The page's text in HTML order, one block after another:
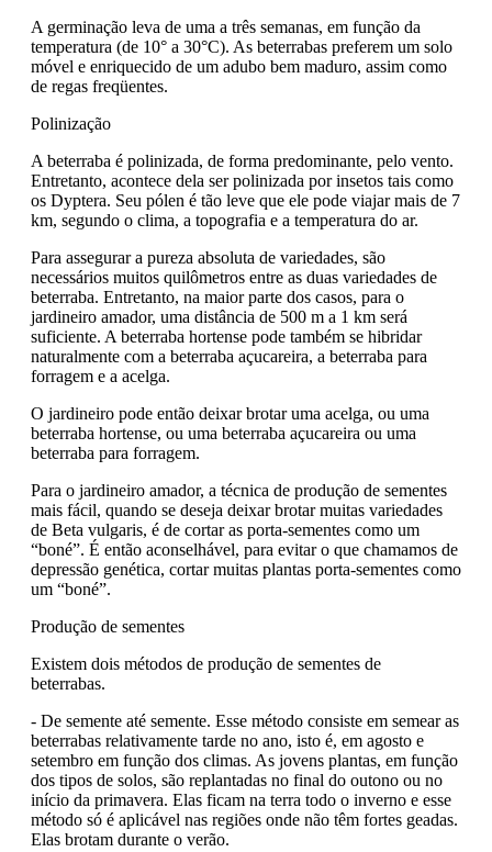
A germinação leva de uma a três semanas, em função da
temperatura (de 10° a 30°C). As beterrabas preferem um solo
móvel e enriquecido de um adubo bem maduro, assim como
de regas freqüentes.
Polinização
A beterraba é polinizada, de forma predominante, pelo vento.
Entretanto, acontece dela ser polinizada por insetos tais como
os Dyptera. Seu pólen é tão leve que ele pode viajar mais de 7
km, segundo o clima, a topografia e a temperatura do ar.
Para assegurar a pureza absoluta de variedades, são
necessários muitos quilômetros entre as duas variedades de
beterraba. Entretanto, na maior parte dos casos, para o
jardineiro amador, uma distância de 500 m a 1 km será
suficiente. A beterraba hortense pode também se hibridar
naturalmente com a beterraba açucareira, a beterraba para
forragem e a acelga.
O jardineiro pode então deixar brotar uma acelga, ou uma
beterraba hortense, ou uma beterraba açucareira ou uma
beterraba para forragem.
Para o jardineiro amador, a técnica de produção de sementes
mais fácil, quando se deseja deixar brotar muitas variedades
de Beta vulgaris, é de cortar as porta-sementes como um
“boné”. É então aconselhável, para evitar o que chamamos de
depressão genética, cortar muitas plantas porta-sementes como
um “boné”.
Produção de sementes
Existem dois métodos de produção de sementes de
beterrabas.
- De semente até semente. Esse método consiste em semear as
beterrabas relativamente tarde no ano, isto é, em agosto e
setembro em função dos climas. As jovens plantas, em função
dos tipos de solos, são replantadas no final do outono ou no
início da primavera. Elas ficam na terra todo o inverno e esse
método só é aplicável nas regiões onde não têm fortes geadas.
Elas brotam durante o verão.